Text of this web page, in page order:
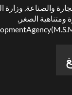
والصناعة,
ومتناهية الصغر,